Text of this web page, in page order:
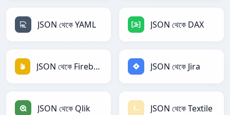
JSON থেকে YAML JSON থেকে DAX
JSON থেকে Firebase JSON থেকে Jira
JSON থেকে Qlik JSON থেকে Textile